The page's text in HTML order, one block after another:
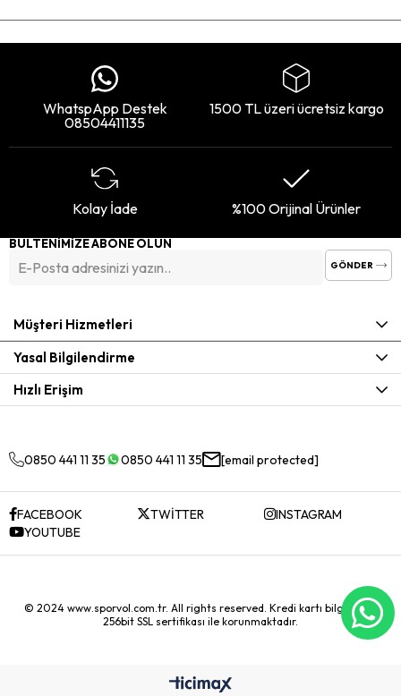
WhatspApp Destek
08504411135
1500 TL üzeri ücretsiz kargo
Kolay İade %100 Orijinal Ürünler
BÜLTENİMİZE ABONE OLUN
GÖNDER
Müşteri Hizmetleri
Yasal Bilgilendirme
Hızlı Erişim
0850 441 11 35 0850 441 11 35 [email protected]
FACEBOOK TWİTTER
INSTAGRAM
YOUTUBE
© 2024 www.sporvol.com.tr. All rights reserved. Kredi kartı bilgileriniz
256bit SSL sertifikası ile korunmaktadır.